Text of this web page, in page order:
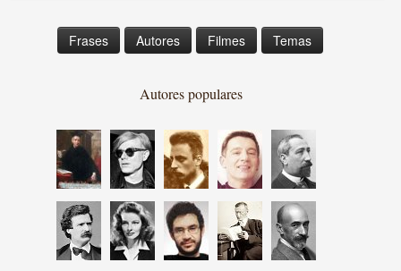
Frases Autores Filmes Temas
Autores populares